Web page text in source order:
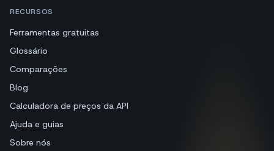
RECURSOS
Ferramentas gratuitas
Glossário
Comparações
Blog
Calculadora de preços da API
Ajuda e guias
Sobre nós